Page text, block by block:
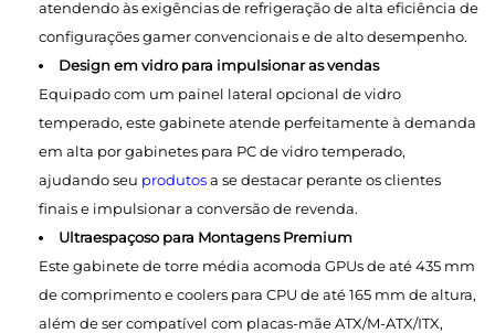
atendendo às exigências de refrigeração de alta eficiência de
configurações gamer convencionais e de alto desempenho.
Design em vidro para impulsionar as vendas
Equipado com um painel lateral opcional de vidro
temperado, este gabinete atende perfeitamente à demanda
em alta por gabinetes para PC de vidro temperado,
ajudando seu produtosa se destacar perante os clientes
finais e impulsionar a conversão de revenda.
Ultraespaçoso para Montagens Premium
Este gabinete de torre média acomoda GPUs de até 435 mm
de comprimento e coolers para CPU de até 165 mm de altura,
além de ser compatível com placas-mãe ATX/M-ATX/ITX,